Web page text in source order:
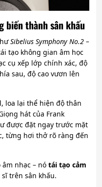
biến thành sân khấu
Sibelius Symphony No.2 –
tạo không gian âm học
cụ xếp lớp chính xác, độ
sau, độ cao vươn lên
loa lại thể hiện độ thân
hát của Frank
được đặt ngay trước mặt
từng hơi thở rõ ràng đến
nhạc – nó tái tạo cảm
trên sân khấu.